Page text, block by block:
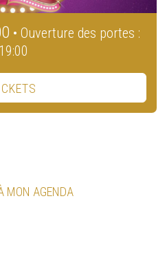
• Ouverture des portes :
19:00
MON AGENDA